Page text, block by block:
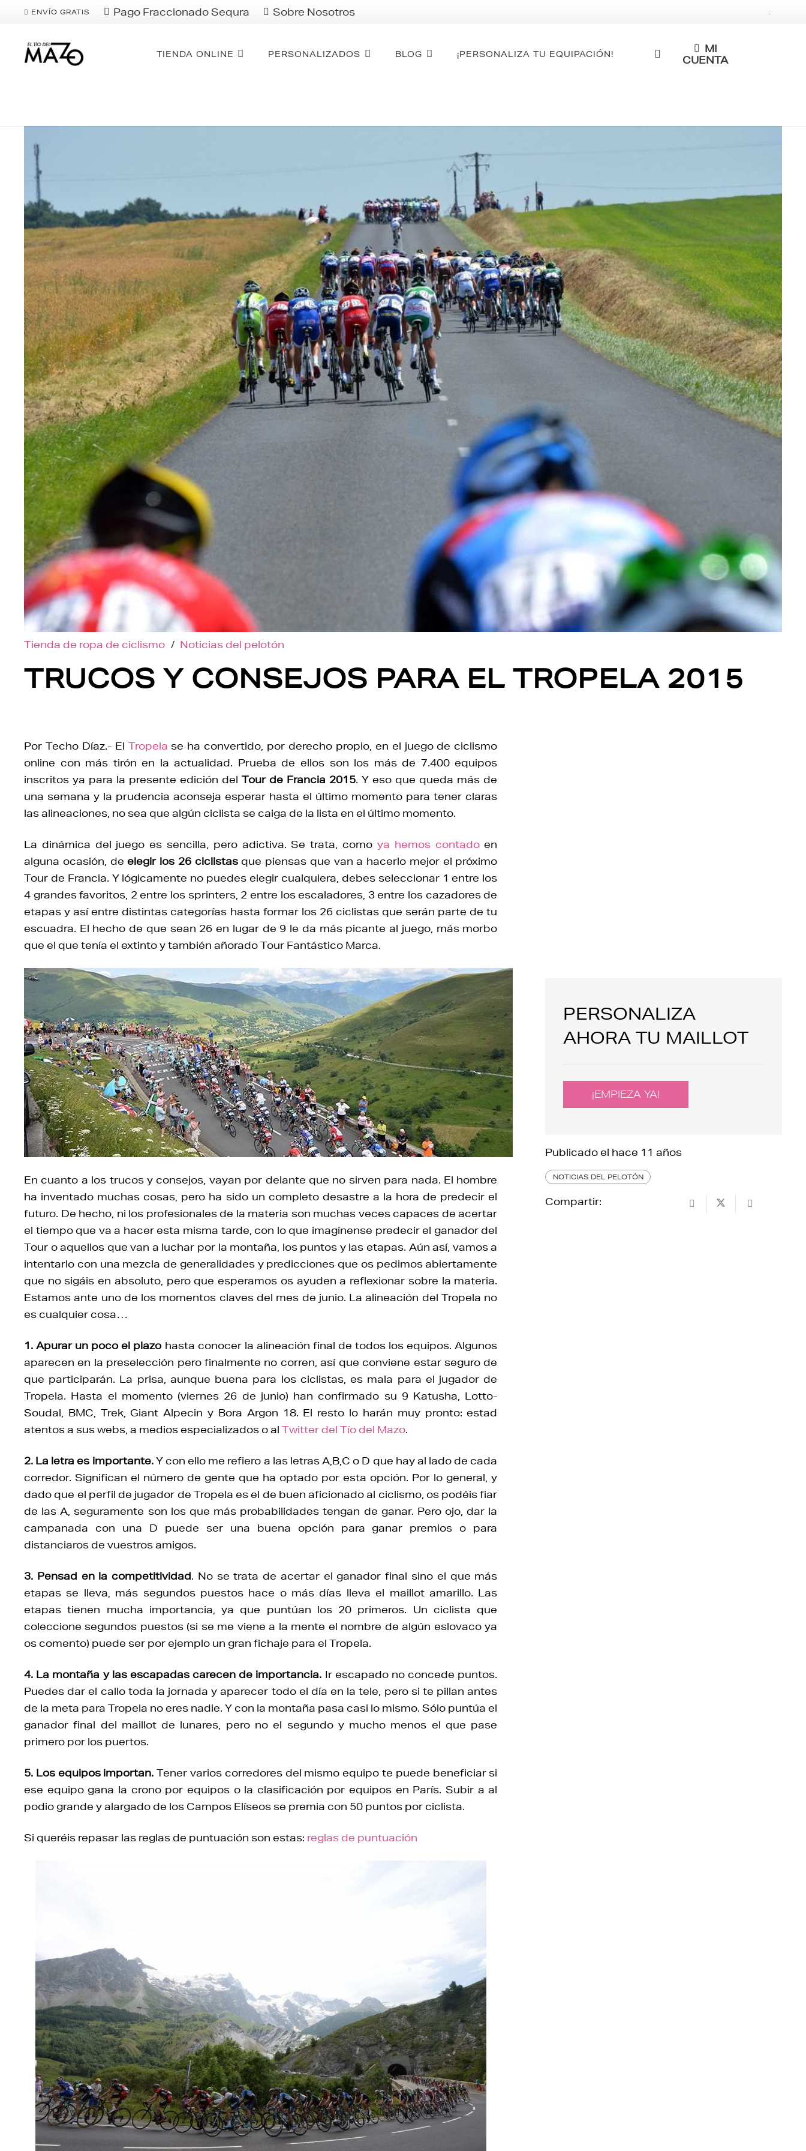
ENVÍO GRATIS Pago Fraccionado Sequra Sobre Nosotros .
TIENDA ONLINE PERSONALIZADOS BLOG ¡PERSONALIZA TU EQUIPACIÓN!
MI
CUENTA
Tienda de ropa de ciclismo / Noticias del pelotón
TRUCOS Y CONSEJOS PARA EL TROPELA 2015
Por Techo Díaz.- El Tropela se ha convertido, por derecho propio, en el juego de ciclismo
online con más tirón en la actualidad. Prueba de ellos son los más de 7.400 equipos
inscritos ya para la presente edición delTour de Francia 2015. Y eso que queda más de
una semana y la prudencia aconseja esperar hasta el último momento para tener claras
las alineaciones, no sea que algún ciclista se caiga de la lista en el último momento.
La dinámica del juego es sencilla, pero adictiva. Se trata, como ya hemos contadoen
alguna ocasión, deelegir los 26 ciclistasque piensas que van a hacerlo mejor el próximo
Tour de Francia. Y lógicamente no puedes elegir cualquiera, debes seleccionar 1 entre los
4 grandes favoritos, 2 entre los sprinters, 2 entre los escaladores, 3 entre los cazadores de
etapas y así entre distintas categorías hasta formar los 26 ciclistas que serán parte de tu
escuadra. El hecho de que sean 26 en lugar de 9 le da más picante al juego, más morbo
que el que tenía el extinto y también añorado Tour Fantástico Marca.
En cuanto a los trucos y consejos, vayan por delante que no sirven para nada. El hombre
ha inventado muchas cosas, pero ha sido un completo desastre a la hora de predecir el
futuro. De hecho, ni los profesionales de la materia son muchas veces capaces de acertar
el tiempo que va a hacer esta misma tarde, con lo que imagínense predecir el ganador del
Tour o aquellos que van a luchar por la montaña, los puntos y las etapas. Aún así, vamos a
intentarlo con una mezcla de generalidades y predicciones que os pedimos abiertamente
que no sigáis en absoluto, pero que esperamos os ayuden a reflexionar sobre la materia.
Estamos ante uno de los momentos claves del mes de junio. La alineación del Tropela no
es cualquier cosa…
1. Apurar un poco el plazo hasta conocer la alineación final de todos los equipos. Algunos
aparecen en la preselección pero finalmente no corren, así que conviene estar seguro de
que participarán. La prisa, aunque buena para los ciclistas, es mala para el jugador de
Tropela. Hasta el momento (viernes 26 de junio) han confirmado su 9 Katusha, Lotto-
Soudal, BMC, Trek, Giant Alpecin y Bora Argon 18. El resto lo harán muy pronto: estad
atentos a sus webs, a medios especializados o al Twitter del Tío del Mazo.
2. La letra es importante.Y con ello me refiero a las letras A,B,C o D que hay al lado de cada
corredor. Significan el número de gente que ha optado por esta opción. Por lo general, y
dado que el perfil de jugador de Tropela es el de buen aficionado al ciclismo, os podéis fiar
de las A, seguramente son los que más probabilidades tengan de ganar. Pero ojo, dar la
campanada con una D puede ser una buena opción para ganar premios o para
distanciaros de vuestros amigos.
3. Pensad en la competitividad. No se trata de acertar el ganador final sino el que más
etapas se lleva, más segundos puestos hace o más días lleva el maillot amarillo. Las
etapas tienen mucha importancia, ya que puntúan los 20 primeros. Un ciclista que
coleccione segundos puestos (si se me viene a la mente el nombre de algún eslovaco ya
os comento) puede ser por ejemplo un gran fichaje para el Tropela.
4. La montaña y las escapadas carecen de importancia. Ir escapado no concede puntos.
Puedes dar el callo toda la jornada y aparecer todo el día en la tele, pero si te pillan antes
de la meta para Tropela no eres nadie. Y con la montaña pasa casi lo mismo. Sólo puntúa el
ganador final del maillot de lunares, pero no el segundo y mucho menos el que pase
primero por los puertos.
5. Los equipos importan. Tener varios corredores del mismo equipo te puede beneficiar si
ese equipo gana la crono por equipos o la clasificación por equipos en París. Subir a al
podio grande y alargado de los Campos Elíseos se premia con 50 puntos por ciclista.
Si queréis repasar las reglas de puntuación son estas: reglas de puntuación
PERSONALIZA
AHORA TU MAILLOT
¡EMPIEZA YA!
Publicado el hace 11 años
NOTICIAS DEL PELOTÓN
Compartir: